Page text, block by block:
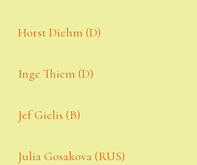
Horst Diehm (D)
Inge Thiem (D)
Jef Gielis (B)
Julia Gosakova (RUS)